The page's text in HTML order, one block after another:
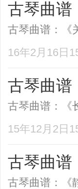
古琴曲谱
古琴曲谱：《
16年2月16日
古琴曲谱
古琴曲谱：《
15年12月2日
古琴曲谱
古琴曲谱：《